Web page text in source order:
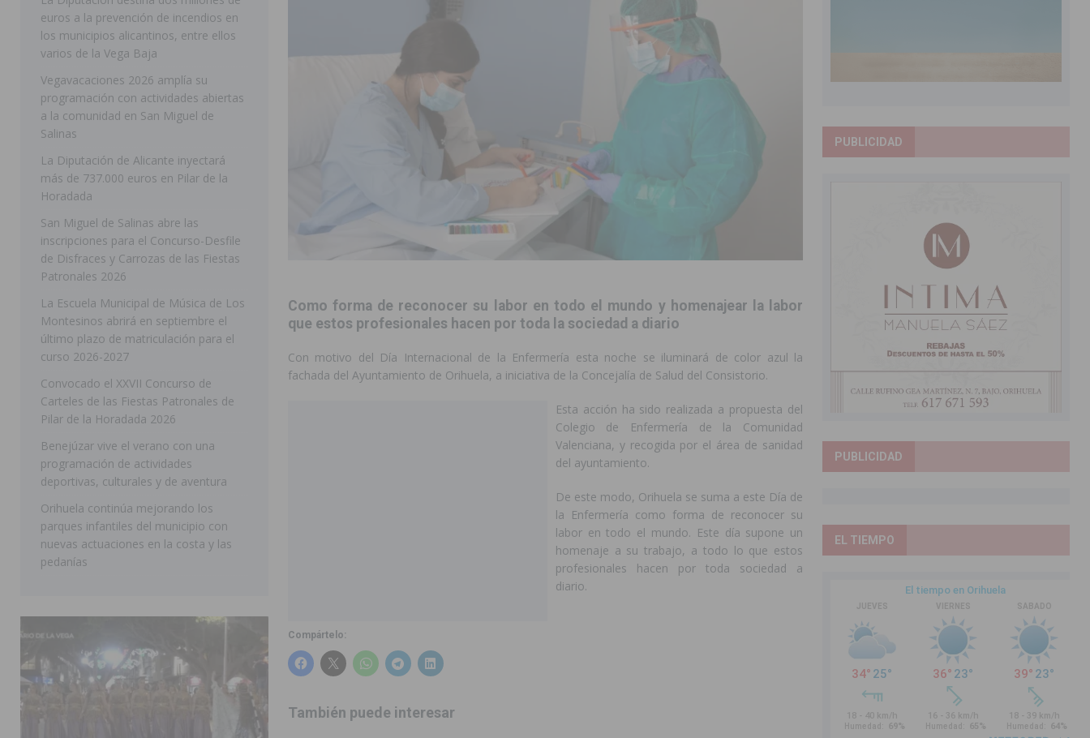
pedanías
ORIHUELA
[ 06/08/2026 ]
El PP de Guardamar lleva al Pleno dos mociones para pedir responsabilidades y dimisiones
GUARDAMAR
[ 05/08/2026 ]
Orihuela ultima diferentes soluciones para garantizar la seguridad y la continuidad educativa del alumnado del
CEIP Virgen de la Puerta
ORIHUELA
Torrevieja presenta su programación de finales de 2026 tras superar los 78.000 espectadores
[ 05/08/2026 ] Sanidad Orihuela llama a observar el eclipse solar del 12 de agosto con protección homologada y a planificar
los desplazamientos
ORIHUELA
Orihuela acogerá una sesión informativa sobre los recursos disponibles para las mujeres víctimas de violencia
ORIHUELA
[ 06/08/2026 ]
Redován presenta la programación de sus Fiestas Patronales en honor a la Virgen de la Salud y San Miguel
[ 06/08/2026 ] El PSOE denuncia una nueva prórroga de la ORA en Orihuela ‘sin mejoras ni bonificaciones’
ORIHUELA
[ 06/08/2026 ]
La Diputación destina dos millones de euros a la prevención de incendios en los municipios alicantinos, entre
ellos varios de la Vega Baja
COMARCA
[ 06/08/2026 ] Vegavacaciones 2026 amplía su programación con actividades abiertas a la comunidad en San Miguel de Salinas
Como forma de reconocer su labor en todo el mundo y homenajear la labor
que estos profesionales hacen por toda la sociedad a diario
Con motivo del Día Internacional de la Enfermería esta noche se iluminará de color azul la
fachada del Ayuntamiento de Orihuela, a iniciativa de la Concejalía de Salud del Consistorio.
Esta acción ha sido realizada a propuesta del
Colegio de Enfermería de la Comunidad
Valenciana, y recogida por el área de sanidad
del ayuntamiento.
De este modo, Orihuela se suma a este Día de
la Enfermería como forma de reconocer su
labor en todo el mundo. Este día supone un
homenaje a su trabajo, a todo lo que estos
profesionales hacen por toda sociedad a
diario.
Compártelo:
También puede interesar
euros a la prevención de incendios en
los municipios alicantinos, entre ellos
varios de la Vega Baja
Vegavacaciones 2026 amplía su
programación con actividades abiertas
a la comunidad en San Miguel de
Salinas
La Diputación de Alicante inyectará
más de 737.000 euros en Pilar de la
Horadada
San Miguel de Salinas abre las
inscripciones para el Concurso-Desfile
de Disfraces y Carrozas de las Fiestas
Patronales 2026
La Escuela Municipal de Música de Los
Montesinos abrirá en septiembre el
último plazo de matriculación para el
curso 2026-2027
Convocado el XXVII Concurso de
Carteles de las Fiestas Patronales de
Pilar de la Horadada 2026
Benejúzar vive el verano con una
programación de actividades
deportivas, culturales y de aventura
Orihuela continúa mejorando los
parques infantiles del municipio con
nuevas actuaciones en la costa y las
pedanías
PUBLICIDAD
PUBLICIDAD
EL TIEMPO